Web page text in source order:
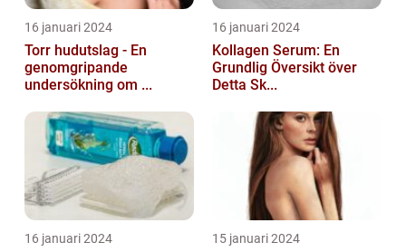
16 januari 2024
Torr hudutslag - En
genomgripande
undersökning om ...
16 januari 2024
Kollagen Serum: En
Grundlig Översikt över
Detta Sk...
16 januari 2024 15 januari 2024